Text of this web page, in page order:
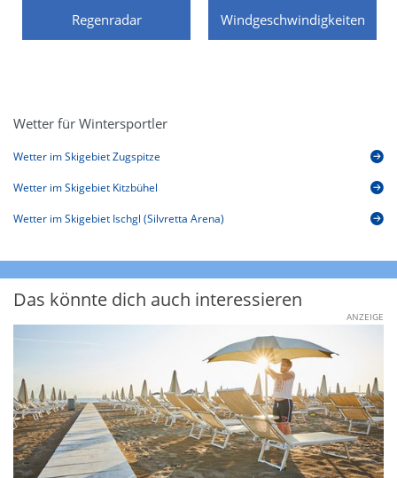
Regenradar Windgeschwindigkeiten
Wetter für Wintersportler
Wetter im Skigebiet Zugspitze
Wetter im Skigebiet Kitzbühel
Wetter im Skigebiet Ischgl (Silvretta Arena)
Das könnte dich auch interessieren
ANZEIGE